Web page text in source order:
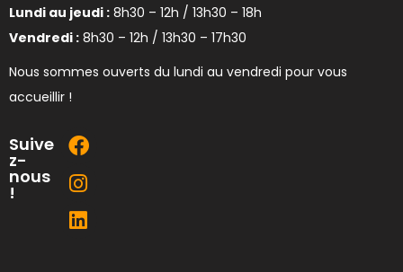
Lundi au jeudi : 8h30 – 12h / 13h30 – 18h
Vendredi : 8h30 – 12h / 13h30 – 17h30
Nous sommes ouverts du lundi au vendredi pour vous
accueillir !
Suive
z-
nous
!